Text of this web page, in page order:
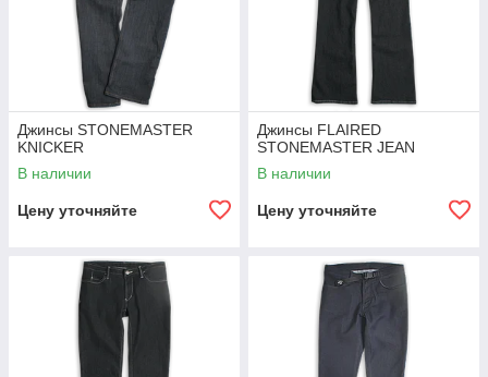
Джинсы STONEMASTER
KNICKER
В наличии
Цену уточняйте
Джинсы FLAIRED
STONEMASTER JEAN
В наличии
Цену уточняйте